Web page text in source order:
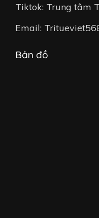
Tiktok: Trung tâm
Email:
Bản đồ